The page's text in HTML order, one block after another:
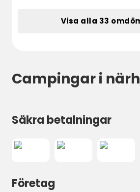
Visa alla 33
Campingar i
Säkra betalningar
Företag